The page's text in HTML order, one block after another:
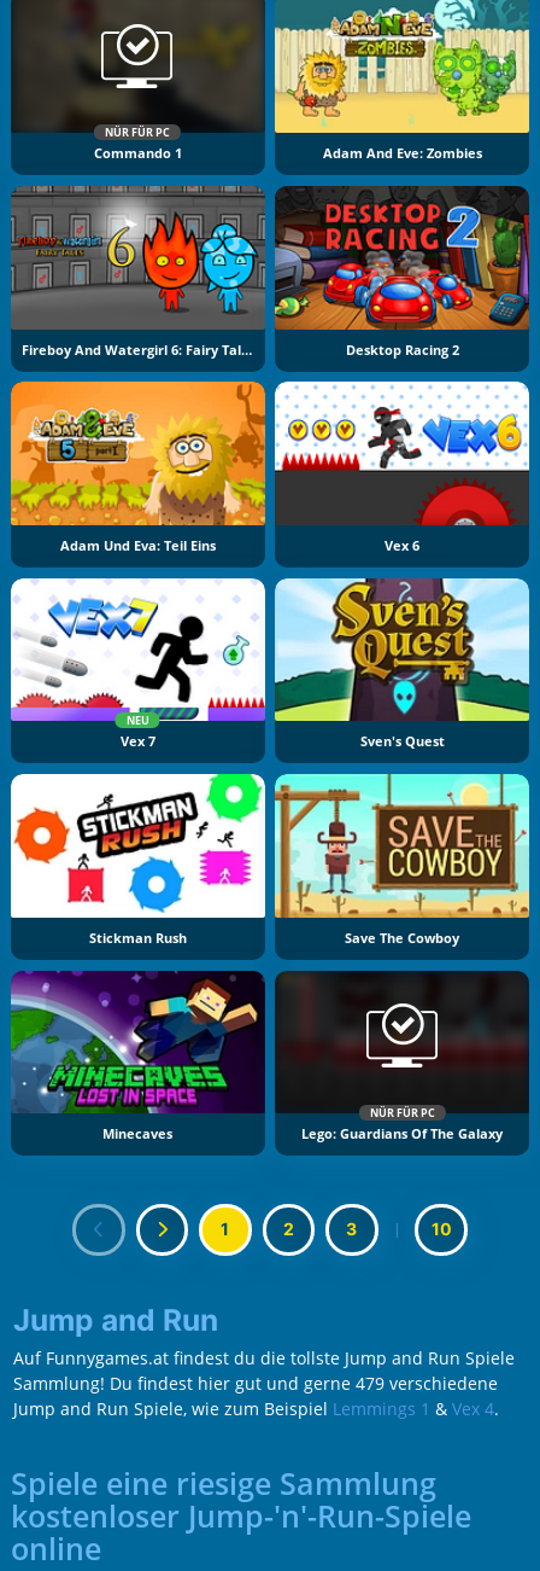
NÜR FÜR PC
Commando 1 Adam And Eve: Zombies
Fireboy And Watergirl 6: Fairy Tales Desktop Racing 2
Adam Und Eva: Teil Eins Vex 6
NEU
Vex 7 Sven's Quest
Stickman Rush Save The Cowboy
Minecaves
NÜR FÜR PC
Lego: Guardians Of The Galaxy
1 2 3 | 10
Jump and Run
Auf Funnygames.at findest du die tollste Jump and Run Spiele
Sammlung! Du findest hier gut und gerne 479 verschiedene
Jump and Run Spiele, wie zum Beispiel Lemmings 1 & Vex 4.
Spiele eine riesige Sammlung
kostenloser Jump-'n'-Run-Spiele
online